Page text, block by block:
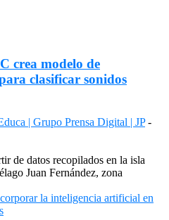
crea modelo de
clasificar sonidos
| Grupo Prensa Digital | JP -
de datos recopilados en la isla
Juan Fernández, zona